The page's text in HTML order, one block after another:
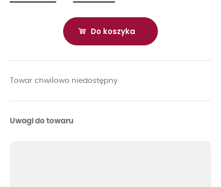
Do koszyka
Towar chwilowo niedostępny.
Uwagi do towaru